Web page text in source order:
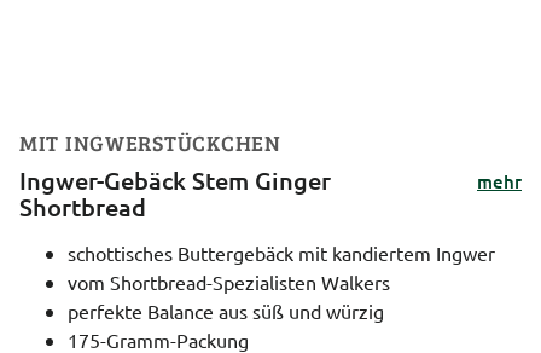
MIT INGWERSTÜCKCHEN
Ingwer-Gebäck Stem Ginger
Shortbread
mehr
schottisches Buttergebäck mit kandiertem Ingwer
vom Shortbread-Spezialisten Walkers
perfekte Balance aus süß und würzig
175-Gramm-Packung